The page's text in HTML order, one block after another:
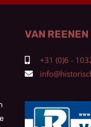
VAN
+31 (0)6 -